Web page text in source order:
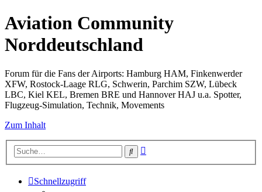
Aviation Community
Norddeutschland
Forum für die Fans der Airports: Hamburg HAM, Finkenwerder
XFW, Rostock-Laage RLG, Schwerin, Parchim SZW, Lübeck
LBC, Kiel KEL, Bremen BRE und Hannover HAJ u.a. Spotter,
Flugzeug-Simulation, Technik, Movements
Zum Inhalt
Suche
Schnellzugriff